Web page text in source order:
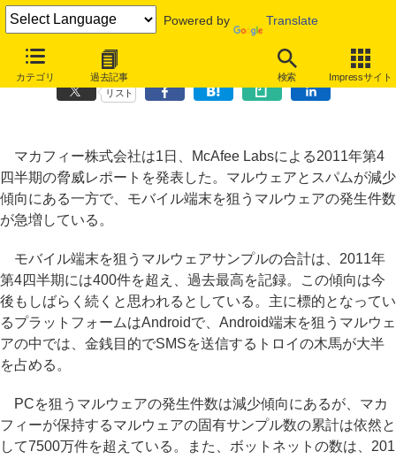
Powered by Translate
カテゴリ 過去記事 検索 Impressサイト
モバイルを狙うマルウェア、悪質なサイトが急増～マカフィー調査
リスト
マカフィー株式会社は1日、McAfee Labsによる2011年第4
四半期の脅威レポートを発表した。マルウェアとスパムが減少
傾向にある一方で、モバイル端末を狙うマルウェアの発生件数
が急増している。
モバイル端末を狙うマルウェアサンプルの合計は、2011年
第4四半期には400件を超え、過去最高を記録。この傾向は今
後もしばらく続くと思われるとしている。主に標的となってい
るプラットフォームはAndroidで、Android端末を狙うマルウェ
アの中では、金銭目的でSMSを送信するトロイの木馬が大半
を占める。
PCを狙うマルウェアの発生件数は減少傾向にあるが、マカ
フィーが保持するマルウェアの固有サンプル数の累計は依然と
して7500万件を超えている。また、ボットネットの数は、201